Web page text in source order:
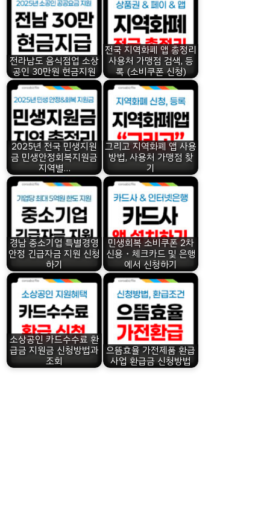
전라남도 음식점업 소상
공인 30만원 현금지원
전국 지역화폐 앱 총정리
사용처 가맹점 검색, 등
록 (소비쿠폰 신청)
2025년 전국 민생지원
금 민생안정회복지원금
지역별…
그리고 지역화폐 앱 사용
방법, 사용처 가맹점 찾
기
경남 중소기업 특별경영
안정 긴급자금 지원 신청
하기
민생회복 소비쿠폰 2차
신용・체크카드 및 은행
에서 신청하기
소상공인 카드수수료 환
급금 지원금 신청방법과
조회
으뜸효율 가전제품 환급
사업 환급금 신청방법